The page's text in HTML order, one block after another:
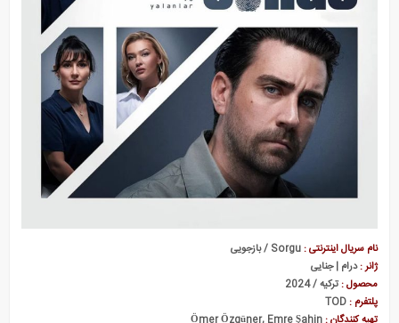
نام سریال اینترنتی :Sorgu / بازجویی
ژانر :درام | جنایی
محصول :ترکیه / 2024
پلتفرم :TOD